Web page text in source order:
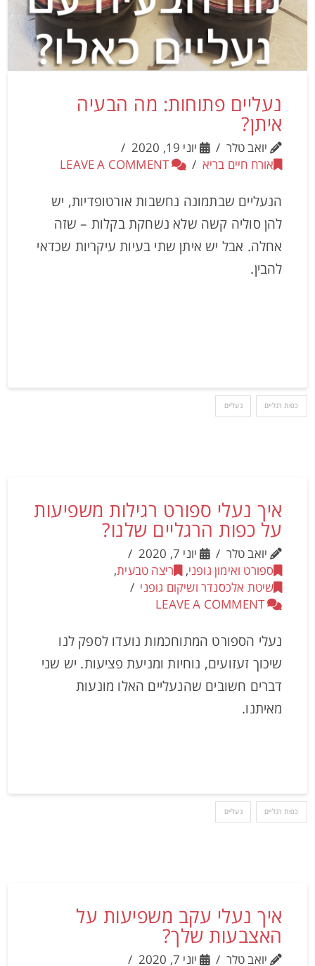
נעליים פתוחות: מה הבעיה
איתן?
יואב טלר
יוני 19, 2020
אורח חיים בריא
LEAVE A COMMENT
הנעליים שבתמונה נחשבות אורטופדיות, יש
להן סוליה קשה שלא נשחקת בקלות – שזה
אחלה. אבל יש איתן שתי בעיות עיקריות שכדאי
להבין.
כפות רגליים נעליים
איך נעלי ספורט רגילות משפיעות
על כפות הרגליים שלנו?
יואב טלר
יוני 7, 2020
ספורט ואימון גופני, ריצה טבעית,
שיטת אלכסנדר ושיקום גופני
LEAVE A COMMENT
נעלי הספורט המתוחכמות נועדו לספק לנו
שיכוך זעזועים, נוחיות ומניעת פציעות. יש שני
דברים חשובים שהנעליים האלו מונעות
מאיתנו.
כפות רגליים נעליים
איך נעלי עקב משפיעות על
האצבעות שלך?
יואב טלר יוני 7, 2020